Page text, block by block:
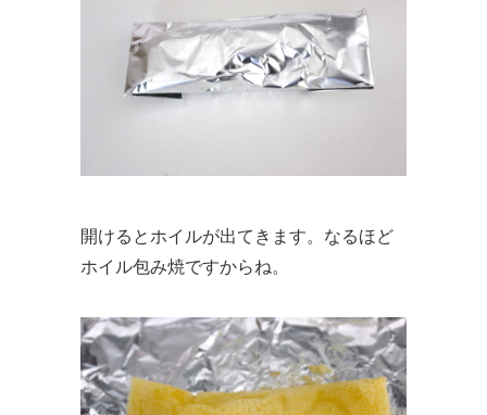
開けるとホイルが出てきます。なるほど
ホイル包み焼ですからね。